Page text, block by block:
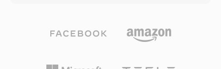
由地将其嵌入商业和开源产品中。Speex 还内置
这些功能在竞争编解码器中通常需要借助外部库来